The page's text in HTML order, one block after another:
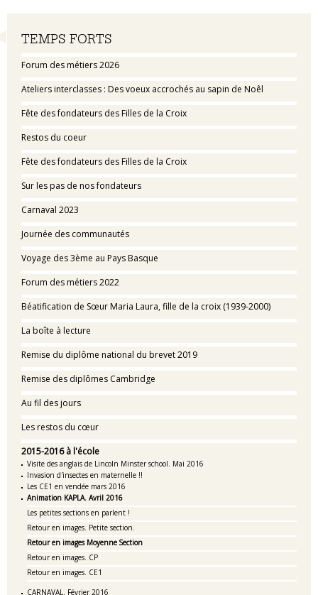
Navigation
TEMPS FORTS
Forum des métiers 2026
Ateliers interclasses : Des voeux accrochés au sapin de Noêl
Fête des fondateurs des Filles de la Croix
Restos du coeur
Fête des fondateurs des Filles de la Croix
Sur les pas de nos fondateurs
Carnaval 2023
Journée des communautés
Voyage des 3ème au Pays Basque
Forum des métiers 2022
Béatification de Sœur Maria Laura, fille de la croix (1939-2000)
La boîte à lecture
Remise du diplôme national du brevet 2019
Remise des diplômes Cambridge
Au fil des jours
Les restos du cœur
2015-2016 à l'école
Visite des anglais de Lincoln Minster school. Mai 2016
Invasion d'insectes en maternelle !!
Les CE1 en vendée mars 2016
Animation KAPLA. Avril 2016
Les petites sections en parlent !
Retour en images. Petite section.
Retour en images Moyenne Section
Retour en images. CP
Retour en images. CE1
CARNAVAL. Février 2016